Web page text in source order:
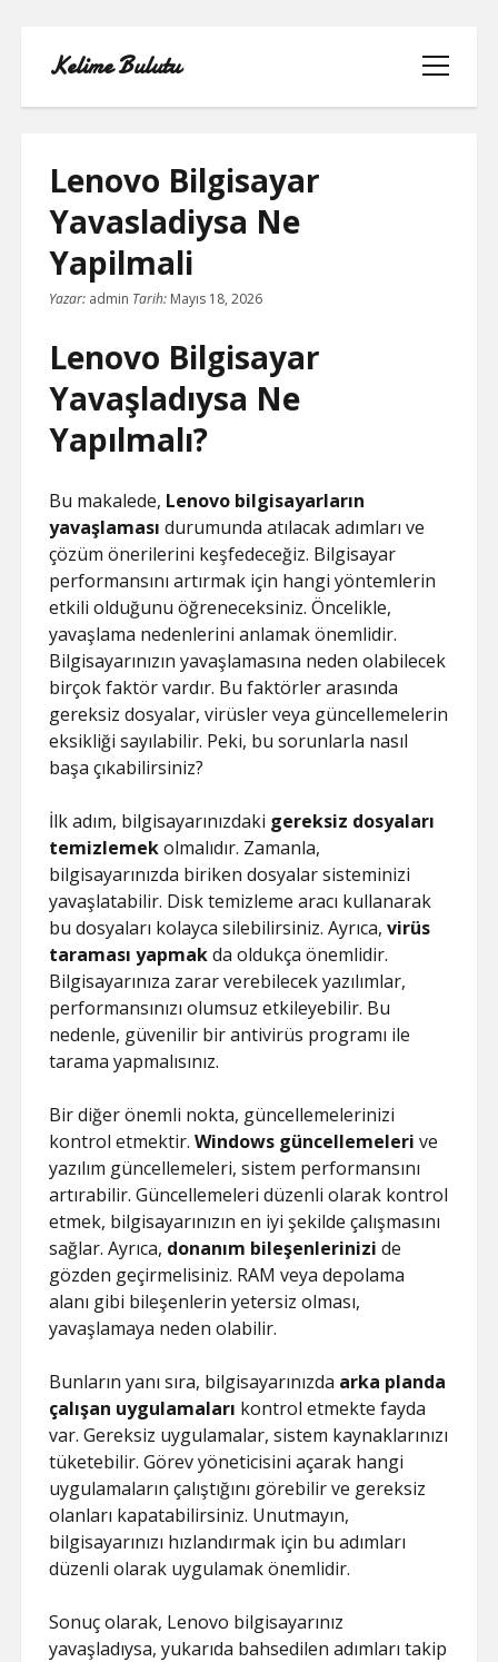
Kelime Bulutu
menüyü
aç
FACEBOOK BEĞENI KASMA ŞIFRESIZ
LISTE
SAYFA LISTESI
TIKTOK YORUM ATMA
YOUTUBE 1 MILYON TAKIPÇI NE
Lenovo Bilgisayar
Yavasladiysa Ne
Yapilmali
Yazar: admin Tarih: Mayıs 18, 2026
Lenovo Bilgisayar
Yavaşladıysa Ne
Yapılmalı?
Bu makalede, Lenovo bilgisayarların
yavaşlaması durumunda atılacak adımları ve
çözüm önerilerini keşfedeceğiz. Bilgisayar
performansını artırmak için hangi yöntemlerin
etkili olduğunu öğreneceksiniz. Öncelikle,
yavaşlama nedenlerini anlamak önemlidir.
Bilgisayarınızın yavaşlamasına neden olabilecek
birçok faktör vardır. Bu faktörler arasında
gereksiz dosyalar, virüsler veya güncellemelerin
eksikliği sayılabilir. Peki, bu sorunlarla nasıl
başa çıkabilirsiniz?
İlk adım, bilgisayarınızdaki gereksiz dosyaları
temizlemekolmalıdır. Zamanla,
bilgisayarınızda biriken dosyalar sisteminizi
yavaşlatabilir. Disk temizleme aracı kullanarak
bu dosyaları kolayca silebilirsiniz. Ayrıca,virüs
taraması yapmakda oldukça önemlidir.
Bilgisayarınıza zarar verebilecek yazılımlar,
performansınızı olumsuz etkileyebilir. Bu
nedenle, güvenilir bir antivirüs programı ile
tarama yapmalısınız.
Bir diğer önemli nokta, güncellemelerinizi
kontrol etmektir.Windows güncellemeleri ve
yazılım güncellemeleri, sistem performansını
artırabilir. Güncellemeleri düzenli olarak kontrol
etmek, bilgisayarınızın en iyi şekilde çalışmasını
sağlar. Ayrıca, donanım bileşenlerinizi de
gözden geçirmelisiniz. RAM veya depolama
alanı gibi bileşenlerin yetersiz olması,
yavaşlamaya neden olabilir.
Bunların yanı sıra, bilgisayarınızda arka planda
çalışan uygulamaları kontrol etmekte fayda
var. Gereksiz uygulamalar, sistem kaynaklarınızı
tüketebilir. Görev yöneticisini açarak hangi
uygulamaların çalıştığını görebilir ve gereksiz
olanları kapatabilirsiniz. Unutmayın,
bilgisayarınızı hızlandırmak için bu adımları
düzenli olarak uygulamak önemlidir.
Sonuç olarak, Lenovo bilgisayarınız
yavaşladıysa, yukarıda bahsedilen adımları takip